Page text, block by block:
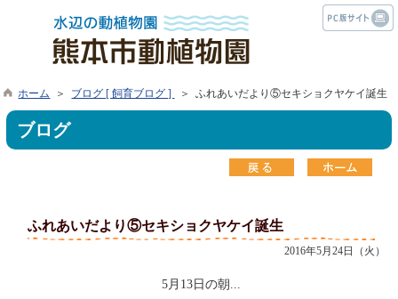
ホーム ＞ ブログ [ 飼育ブログ ] ＞ ふれあいだより⑤セキショクヤケイ誕生
ブログ
ふれあいだより⑤セキショクヤケイ誕生
2016年5月24日（火）
5月13日の朝...